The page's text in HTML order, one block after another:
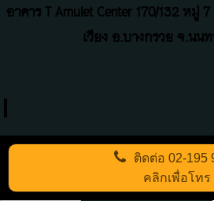
อาคาร T Amulet Center170/132 หมู่
เวียง อ.บางกรวย จ.นน
ติดต่อ02-195
คลิกเพื่อโทร